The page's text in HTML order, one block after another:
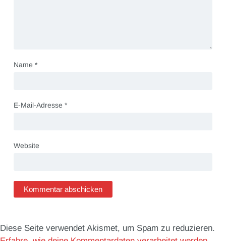
Name *
E-Mail-Adresse *
Website
Diese Seite verwendet Akismet, um Spam zu reduzieren.